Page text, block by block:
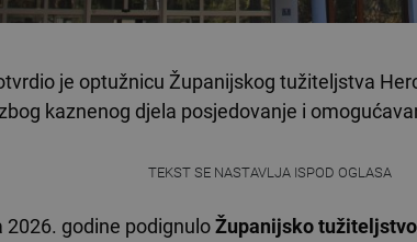
je optužnicu Županijskog tužiteljstva
kaznenog djela posjedovanje i
TEKST SE NASTAVLJA ISPOD OGLASA
2026. godine podignuloŽupanijsko tužiteljstvo